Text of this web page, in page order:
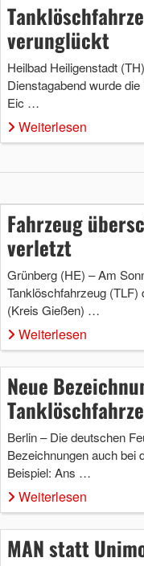
verunglückt
Heilbad Heiligenstadt
Dienstagabend wurde
Eic …
Weiterlesen
Fahrzeug
verletzt
Grünberg (HE) – Am
Tanklöschfahrzeug (TLF)
(Kreis Gießen) …
Weiterlesen
Neue
Berlin – Die deutschen
Bezeichnungen auch bei
Beispiel: Ans …
Weiterlesen
MAN statt